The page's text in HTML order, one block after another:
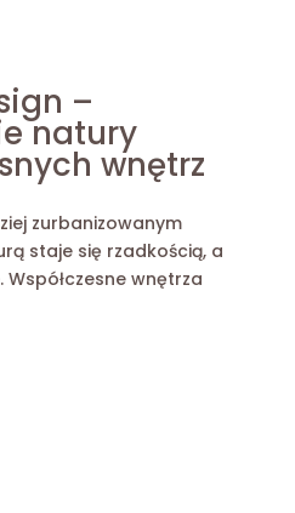
–
natury
wnętrz
zurbanizowanym
staje się rzadkością, a
wnętrza